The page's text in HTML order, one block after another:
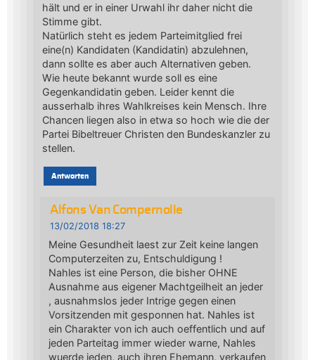
hält und er in einer Urwahl ihr daher nicht die
Stimme gibt.
Natürlich steht es jedem Parteimitglied frei
eine(n) Kandidaten (Kandidatin) abzulehnen,
dann sollte es aber auch Alternativen geben.
Wie heute bekannt wurde soll es eine
Gegenkandidatin geben. Leider kennt die
ausserhalb ihres Wahlkreises kein Mensch. Ihre
Chancen liegen also in etwa so hoch wie die der
Partei Bibeltreuer Christen den Bundeskanzler zu
stellen.
Antworten
Alfons Van Compernolle
13/02/2018 18:27
Meine Gesundheit laest zur Zeit keine langen
Computerzeiten zu, Entschuldigung !
Nahles ist eine Person, die bisher OHNE
Ausnahme aus eigener Machtgeilheit an jeder
, ausnahmslos jeder Intrige gegen einen
Vorsitzenden mit gesponnen hat. Nahles ist
ein Charakter von ich auch oeffentlich und auf
jeden Parteitag immer wieder warne, Nahles
wuerde jeden, auch ihren Ehemann, verkaufen